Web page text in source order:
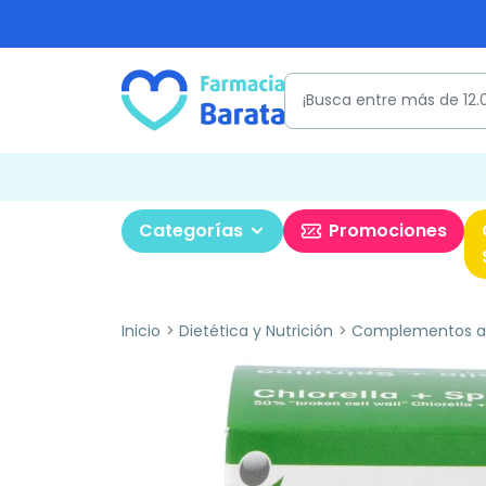
Categorías Promociones
Inicio Dietética y Nutrición Complementos